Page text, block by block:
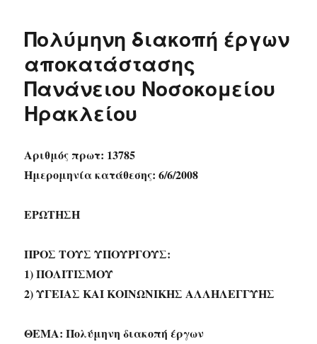
Πολύμηνη διακοπή έργων
αποκατάστασης
Πανάνειου Νοσοκομείου
Ηρακλείου
Αριθμός πρωτ: 13785
Ημερομηνία κατάθεσης: 6/6/2008
ΕΡΩΤΗΣΗ
ΠΡΟΣ ΤΟΥΣ ΥΠΟΥΡΓΟΥΣ:
1) ΠΟΛΙΤΙΣΜΟΥ
2) ΥΓΕΙΑΣ ΚΑΙ ΚΟΙΝΩΝΙΚΗΣ ΑΛΛΗΛΕΓΓΥΗΣ
ΘΕΜΑ: Πολύμηνη διακοπή έργων